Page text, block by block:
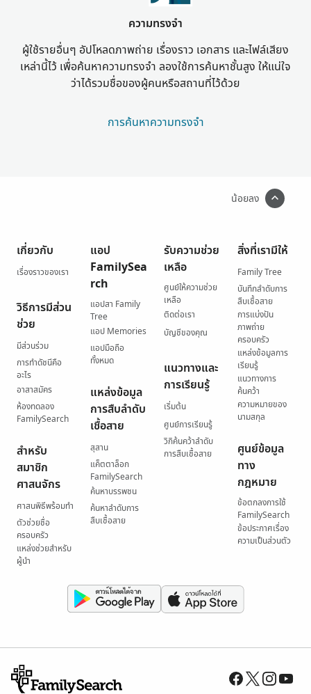
ความทรงจำ
ผู้ใช้รายอื่นๆ อัปโหลดภาพถ่าย เรื่องราว เอกสาร และไฟล์เสียง
เหล่านี้ไว้ เพื่อค้นหาความทรงจำ ลองใช้การค้นหาชั้นสูง ให้แน่ใจ
ว่าได้รวมชื่อของผู้คนหรือสถานที่ไว้ด้วย
การค้นหาความทรงจำ
น้อยลง
เกี่ยวกับ
เรื่องราวของเรา
วิธีการมีส่วน
ช่วย
มีส่วนร่วม
การทำดัชนีคือ
อะไร
อาสาสมัคร
ห้องทดลอง
FamilySearch
สำหรับ
สมาชิก
ศาสนจักร
ศาสนพิธีพร้อมทำ
ตัวช่วยชื่อ
ครอบครัว
แหล่งช่วยสำหรับ
ผู้นำ
แอป
FamilySea
rch
แอปสา Family
Tree
แอป Memories
แอปมือถือ
ทั้งหมด
แหล่งข้อมูล
การสืบลำดับ
เชื้อสาย
สุสาน
แค็ตตาล็อก
FamilySearch
ค้นหาบรรพชน
ค้นหาลำดับการ
สืบเชื้อสาย
รับความช่วย
เหลือ
ศูนย์ให้ความช่วย
เหลือ
ติดต่อเรา
บัญชีของคุณ
แนวทางและ
การเรียนรู้
เริ่มต้น
ศูนย์การเรียนรู้
วิกิค้นคว้าลำดับ
การสืบเชื้อสาย
สิ่งที่เรามีให้
Family Tree
บันทึกลำดับการ
สืบเชื้อสาย
การแบ่งปัน
ภาพถ่าย
ครอบครัว
แหล่งข้อมูลการ
เรียนรู้
แนวทางการ
ค้นคว้า
ความหมายของ
นามสกุล
ศูนย์ข้อมูล
ทาง
กฎหมาย
ข้อตกลงการใช้
FamilySearch
ข้อประกาศเรื่อง
ความเป็นส่วนตัว